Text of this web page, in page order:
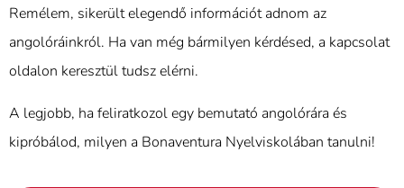
Remélem, sikerült elegendő információt adnom az
angolóráinkról. Ha van még bármilyen kérdésed, a kapcsolat
oldalon keresztül tudsz elérni.
A legjobb, ha feliratkozol egy bemutató angolórára és
kipróbálod, milyen a Bonaventura Nyelviskolában tanulni!